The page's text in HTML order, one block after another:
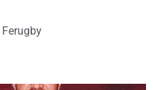
Ferugby